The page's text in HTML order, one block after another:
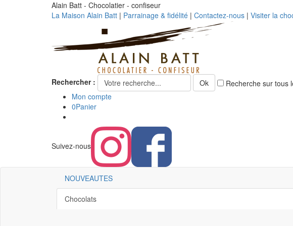
Alain Batt - Chocolatier - confiseur
La Maison Alain Batt | Parrainage & fidélité | Contactez-nous | Visiter la
Rechercher : Ok
Recherche sur tous
Mon compte
0Panier
Suivez-nous
NOUVEAUTES
Chocolats